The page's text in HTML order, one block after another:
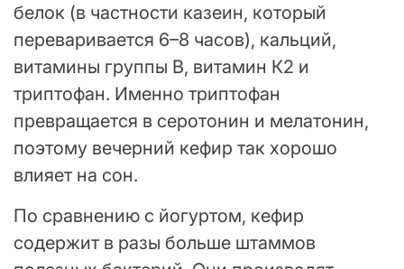
белок (в частности казеин, который
переваривается 6–8 часов), кальций,
витамины группы В, витамин К2 и
триптофан. Именно триптофан
превращается в серотонин и мелатонин,
поэтому вечерний кефир так хорошо
влияет на сон.
По сравнению с йогуртом, кефир
содержит в разы больше штаммов